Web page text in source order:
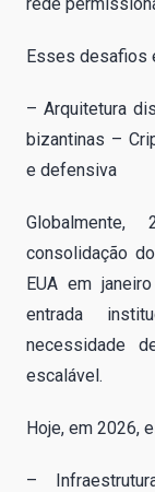
Esses desafios
– Arquitetura
bizantinas –
e defensiva
consolidação
EUA em
entrada
necessidade
escalável.
Hoje, em 2026,
–